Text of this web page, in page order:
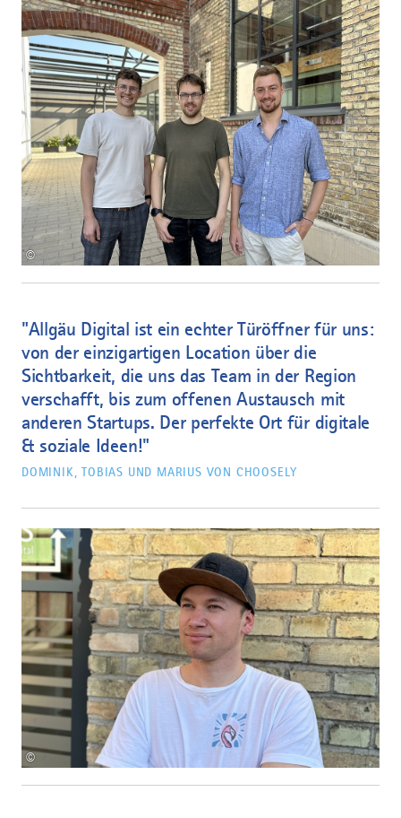
©
"Allgäu Digital ist ein echter Türöffner für uns:
von der einzigartigen Location über die
Sichtbarkeit, die uns das Team in der Region
verschafft, bis zum offenen Austausch mit
anderen Startups. Der perfekte Ort für digitale
& soziale Ideen!"
DOMINIK, TOBIAS UND MARIUS VON CHOOSELY
©